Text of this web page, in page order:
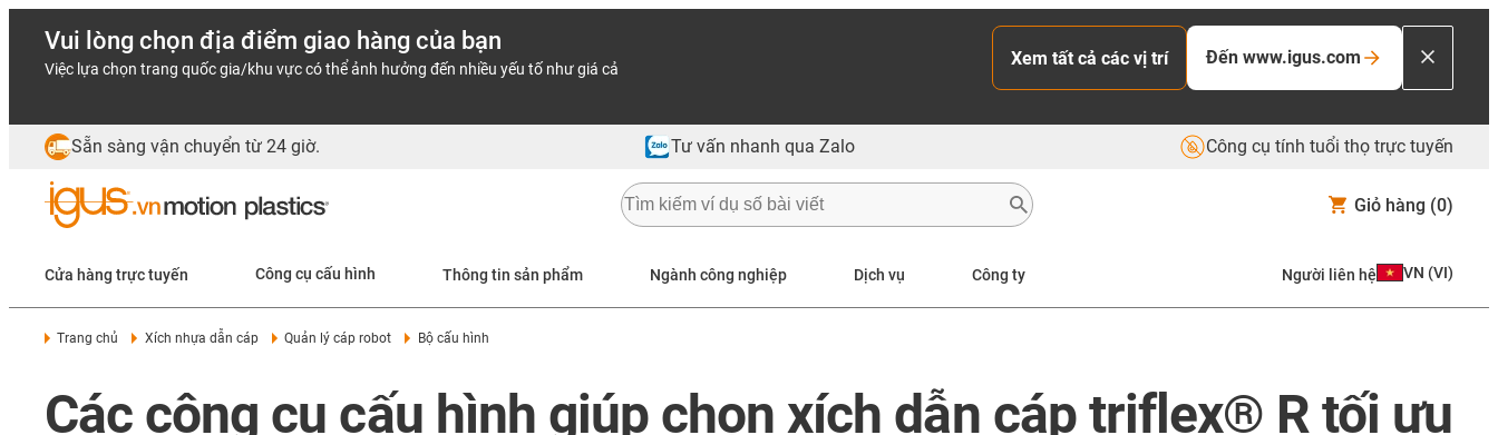
Vui lòng chọn địa điểm giao hàng của bạn
Việc lựa chọn trang quốc gia/khu vực có thể ảnh hưởng đến nhiều yếu tố như giá cả
Xem tất cả các vị trí Đến www.igus.com
Sẵn sàng vận chuyển từ 24 giờ. Tư vấn nhanh qua Zalo Công cụ tính tuổi thọ trực tuyến
Giỏ hàng (0)
Cửa hàng trực tuyến Công cụ cấu hình Thông tin sản phẩm Ngành công nghiệp Dịch vụ Công ty Người liên hệ VN (VI)
Trang chủ Xích nhựa dẫn cáp Quản lý cáp robot Bộ cấu hình
Các công cụ cấu hình giúp chọn xích dẫn cáp triflex® R tối ưu